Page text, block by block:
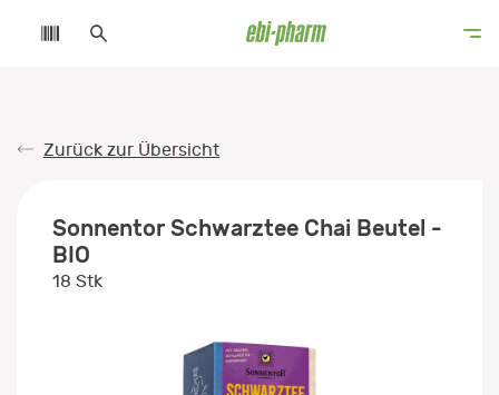
Zurück zur Übersicht
Sonnentor Schwarztee Chai Beutel -
BIO
18 Stk